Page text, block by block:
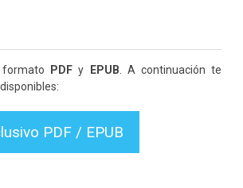
PDF y EPUB . A continuación te
PDF / EPUB